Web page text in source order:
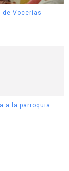
de Vocerías
a la parroquia